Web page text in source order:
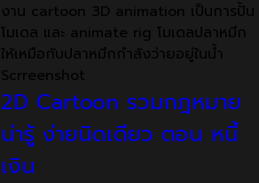
งาน cartoon 3D animation เป็นการปั้น
โมเดล และ animate rig โมเดลปลาหมึก
ให้เหมือกับปลาหมึกกำลังว่ายอยู่ในน้ำ
Scrreenshot
2D Cartoon รวมกฎหมาย
น่ารู้ ง่ายนิดเดียว ตอน หนี้
เงิน